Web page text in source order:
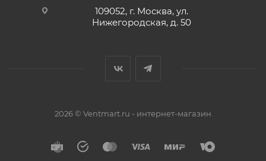
109052, г. Москва, ул.
Нижегородская, д. 50
2026 © Ventmart.ru - интернет-магазин